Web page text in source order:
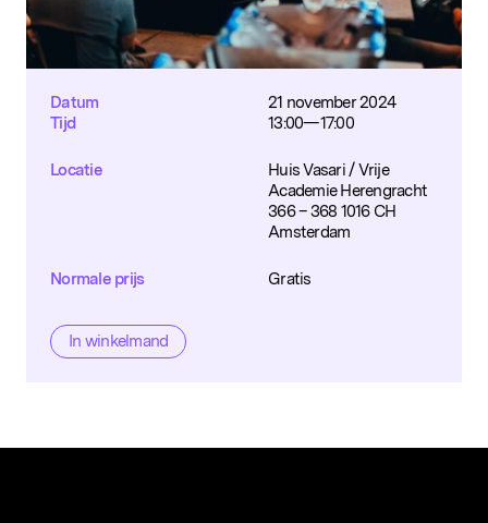
Datum
21 november 2024
Tijd
13:00—17:00
Locatie
Huis Vasari / Vrije
Academie Herengracht
366 – 368 1016 CH
Amsterdam
Normale prijs Gratis
In winkelmand